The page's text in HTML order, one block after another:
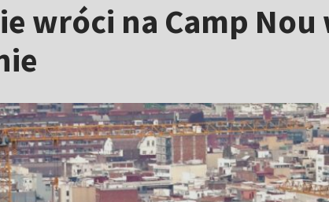
wróci na Camp Nou